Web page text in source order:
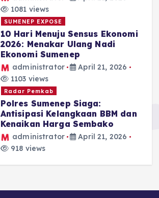
1081 views
SUMENEP EXPOSE
10 Hari Menuju Sensus Ekonomi
2026: Menakar Ulang Nadi
Ekonomi Sumenep
administrator
April 21, 2026
1103 views
Radar Pemkab
Polres Sumenep Siaga:
Antisipasi Kelangkaan BBM dan
Kenaikan Harga Sembako
administrator
April 21, 2026
918 views